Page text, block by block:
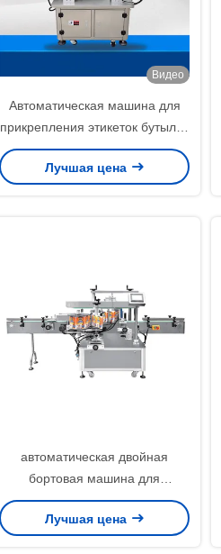
Видео
Автоматическая машина для
прикрепления этикеток бутылки
стикера для квадратных
круглых пивных бутылок
Лучшая цена
автоматическая двойная
бортовая машина для
прикрепления этикеток стикера
220V с 25m/минимальная
Лучшая цена